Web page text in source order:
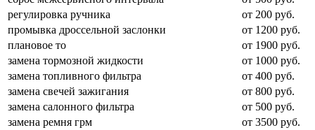
регулировка ручника
от 200 руб.
промывка дроссельной заслонки
от 1200 руб.
плановое то
от 1900 руб.
замена тормозной жидкости
от 1000 руб.
замена топливного фильтра
от 400 руб.
замена свечей зажигания
от 800 руб.
замена салонного фильтра
от 500 руб.
замена ремня грм
от 3500 руб.